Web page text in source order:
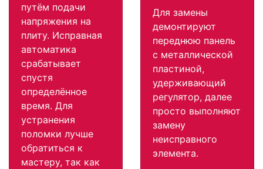
путём подачи
напряжения на
плиту. Исправная
автоматика
срабатывает
спустя
определённое
время. Для
устранения
поломки лучше
обратиться к
мастеру, так как
Для замены
демонтируют
переднюю панель
с металлической
пластиной,
удерживающий
регулятор, далее
просто выполняют
замену
неисправного
элемента.